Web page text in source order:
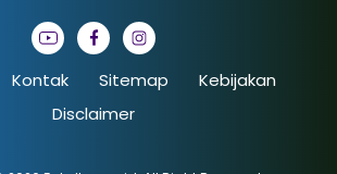
Kontak Sitemap
Kebijakan
Disclaimer